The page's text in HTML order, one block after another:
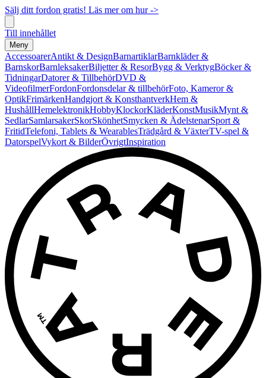
Sälj ditt fordon gratis! Läs mer om hur ->
Till innehållet
Meny
AccessoarerAntikt & DesignBarnartiklarBarnkläder &
BarnskorBarnleksakerBiljetter & ResorBygg & VerktygBöcker &
TidningarDatorer & TillbehörDVD &
VideofilmerFordonFordonsdelar & tillbehörFoto, Kameror &
OptikFrimärkenHandgjort & KonsthantverkHem &
HushållHemelektronikHobbyKlockorKläderKonstMusikMynt &
SedlarSamlarsakerSkorSkönhetSmycken & ÄdelstenarSport &
FritidTelefoni, Tablets & WearablesTrädgård & VäxterTV-spel &
DatorspelVykort & BilderÖvrigtInspiration